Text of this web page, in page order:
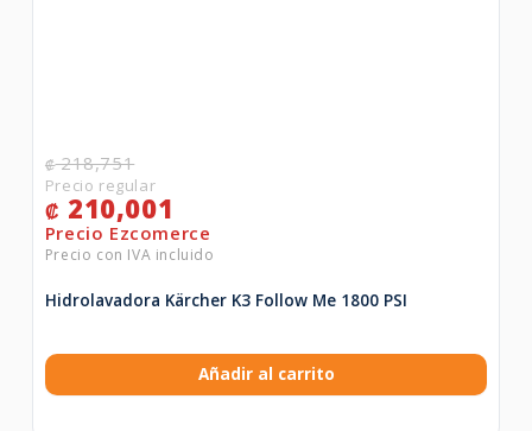
₡218,751
₡ 210,001
Hidrolavadora Kärcher K3 Follow Me 1800 PSI
Añadir al carrito